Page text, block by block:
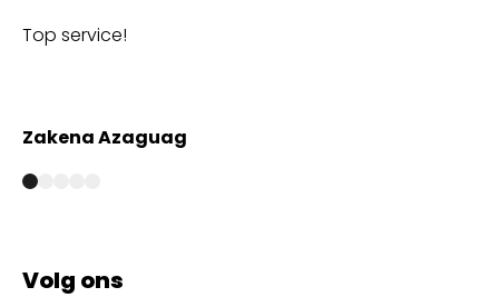
Top service!
Zakena Azaguag
Volg ons